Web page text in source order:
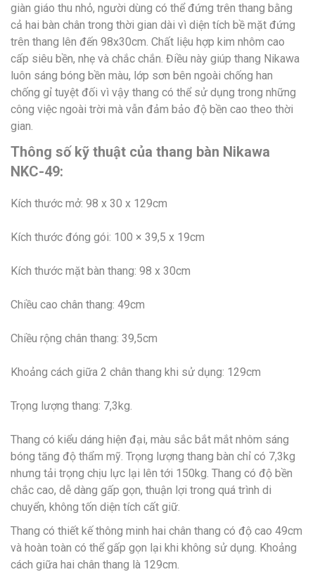
giàn giáo thu nhỏ, người dùng có thể đứng trên thang bằng
cả hai bàn chân trong thời gian dài vì diện tích bề mặt đứng
trên thang lên đến 98x30cm. Chất liệu hợp kim nhôm cao
cấp siêu bền, nhẹ và chắc chắn. Điều này giúp thang Nikawa
luôn sáng bóng bền màu, lớp sơn bên ngoài chống han
chống gỉ tuyệt đối vì vậy thang có thể sử dụng trong những
công việc ngoài trời mà vẫn đảm bảo độ bền cao theo thời
gian.
Thông số kỹ thuật của thang bàn Nikawa
NKC-49:
Kích thước mở: 98 x 30 x 129cm
Kích thước đóng gói: 100 × 39,5 x 19cm
Kích thước mặt bàn thang: 98 x 30cm
Chiều cao chân thang: 49cm
Chiều rộng chân thang: 39,5cm
Khoảng cách giữa 2 chân thang khi sử dụng: 129cm
Trọng lượng thang: 7,3kg.
Thang có kiểu dáng hiện đại, màu sắc bắt mắt nhôm sáng
bóng tăng độ thẩm mỹ. Trọng lượng thang bàn chỉ có 7,3kg
nhưng tải trọng chịu lực lại lên tới 150kg. Thang có độ bền
chắc cao, dễ dàng gấp gọn, thuận lợi trong quá trình di
chuyển, không tốn diện tích cất giữ.
Thang có thiết kế thông minh hai chân thang có độ cao 49cm
và hoàn toàn có thể gấp gọn lại khi không sử dụng. Khoảng
cách giữa hai chân thang là 129cm.